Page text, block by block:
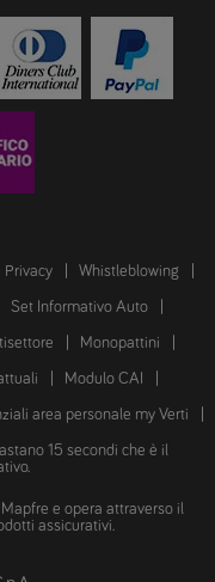
Privacy Whistleblowing
Set Informativo Auto
Monopattini
Modulo CAI
area personale my Verti
15 secondi che è il
e opera attraverso il
assicurativi.